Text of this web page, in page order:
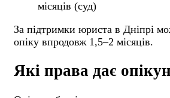
місяців (суд)
За підтримки юриста в Дніпрі
опіку впродовж 1,5–2 місяців.
Які права дає